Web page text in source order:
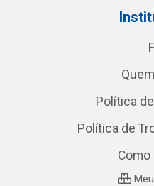
Política
Política de
Como